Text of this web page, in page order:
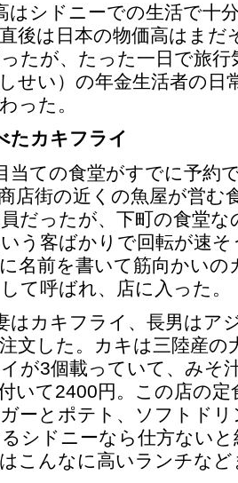
はシドニーでの生活で十
後は日本の物価高はまだ
たが、たった一日で旅
せい）の年金生活者の日
った。
たカキフライ
当ての食堂がすでに予約
店街の近くの魚屋が営む
だったが、下町の食堂
う客ばかりで回転が速
名前を書いて筋向かい
て呼ばれ、店に入った。
はカキフライ、長男はア
文した。カキは三陸産の
が3個載っていて、みそ
いて2400円。この店の
ーとポテト、ソフトド
シドニーなら仕方ない
こんなに高いランチな